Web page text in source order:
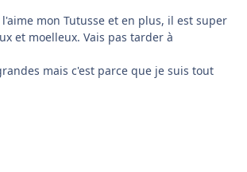
mon Tutusse et en plus, il est super
et moelleux. Vais pas tarder à
mais c'est parce que je suis tout